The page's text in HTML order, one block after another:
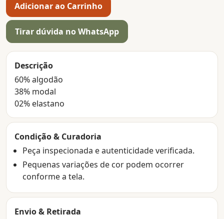
Adicionar ao Carrinho
Tirar dúvida no WhatsApp
Descrição
60% algodão
38% modal
02% elastano
Condição & Curadoria
Peça inspecionada e autenticidade verificada.
Pequenas variações de cor podem ocorrer
conforme a tela.
Envio & Retirada